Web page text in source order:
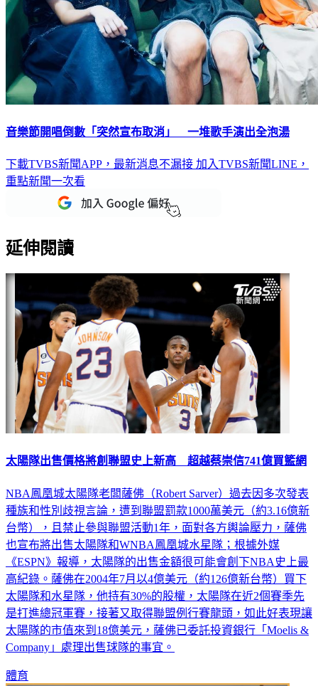
音樂節開唱倒數「突然宣布取消」 一堆歌手演出全泡湯
下載TVBS新聞APP，最新消息不漏接 加入TVBS新聞LINE，
重點新聞一次看
延伸閱讀
太陽隊出售價格將創聯盟史上新高 超越蔡崇信741億買籃網
NBA鳳凰城太陽隊老闆薩佛（Robert Sarver）過去因多次發表
種族和性別歧視言論，遭到聯盟罰款1000萬美元（約3.16億新
台幣），且禁止參與聯盟活動1年，面對各方輿論壓力，薩佛
也宣布將出售太陽隊和WNBA鳳凰城水星隊；根據外媒
《ESPN》報導，太陽隊的出售金額很可能會創下NBA史上最
高紀錄。薩佛在2004年7月以4億美元（約126億新台幣）買下
太陽隊和水星隊，他持有30%的股權，太陽隊在近2個賽季先
是打進總冠軍賽，接著又取得聯盟例行賽龍頭，如此好表現讓
太陽隊的市值來到18億美元，薩佛已委託投資銀行「Moelis &
Company」處理出售球隊的事宜。
體育